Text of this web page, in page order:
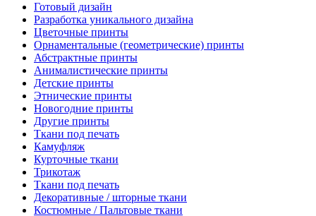
Готовый дизайн
Разработка уникального дизайна
Цветочные принты
Орнаментальные (геометрические) принты
Абстрактные принты
Анималистические принты
Детские принты
Этнические принты
Новогодние принты
Другие принты
Ткани под печать
Камуфляж
Курточные ткани
Трикотаж
Ткани под печать
Декоративные / шторные ткани
Костюмные / Пальтовые ткани